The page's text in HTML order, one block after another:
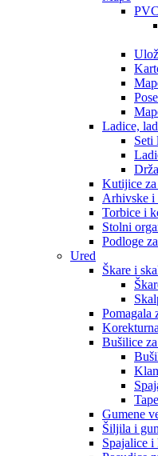
Ladice,
Seti
Kutijice za
Arhivske i
Torbice i
Stolni
Podloge
Ured
Škare i
Pomagala
Bušilice
Gumene
Šiljila i
Spajalice i